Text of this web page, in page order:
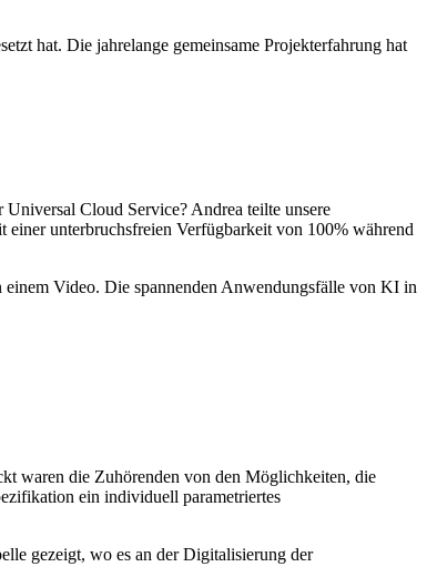
hat. Die jahrelange gemeinsame Projekterfahrung hat
Cloud Service? Andrea teilte unsere
unterbruchsfreien Verfügbarkeit von 100% während
Video. Die spannenden Anwendungsfälle von KI in
waren die Zuhörenden von den Möglichkeiten, die
ein individuell parametriertes
gezeigt, wo es an der Digitalisierung der